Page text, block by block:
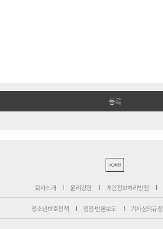
PC버전
회사소개 윤리강령 개인정보처리방침
청소년보호정책 정정·반론보도 기사심의규정